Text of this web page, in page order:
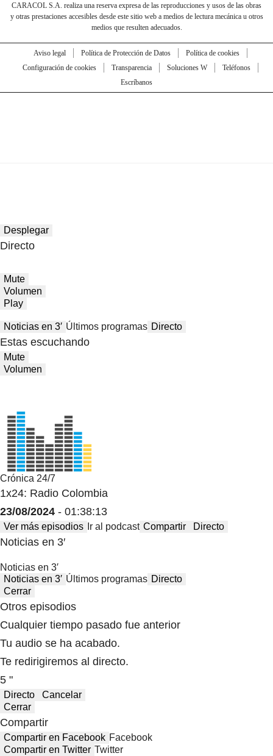
CARACOL S.A. realiza una reserva expresa de las reproducciones y usos de las obras
y otras prestaciones accesibles desde este sitio web a medios de lectura mecánica u otros
medios que resulten adecuados.
Aviso legal Política de Protección de Datos
Política de cookies
Configuración de cookies
Transparencia Soluciones W
Teléfonos
Escríbanos
Desplegar
Directo
Mute
Volumen
Play
Noticias en 3′ Últimos programas Directo
Estas escuchando
Mute
Volumen
Crónica 24/7
1x24: Radio Colombia
23/08/2024 - 01:38:13
Ver más episodios Ir al podcast Compartir Directo
Noticias en 3′
Noticias en 3′
Noticias en 3′ Últimos programas Directo
Cerrar
Otros episodios
Cualquier tiempo pasado fue anterior
Tu audio se ha acabado.
Te redirigiremos al directo.
5 "
Directo
Cancelar
Cerrar
Compartir
Compartir en Facebook Facebook
Compartir en Twitter Twitter